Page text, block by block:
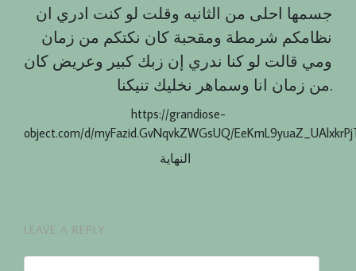
جسمها احلى من الثانيه وقلت لو كنت ادري ان
نظامكم شرمطة ومقحبة كان نكتكم من زمان
ومي قالت لو كنا ندري إن زبك كبير وعريض كان
من زمان انا وسماهر نخليك تنيكنا.
https://grandiose-
object.com/d/myFazid.GvNqvkZWGsUQ/
النهاية
LEAVE A REPLY